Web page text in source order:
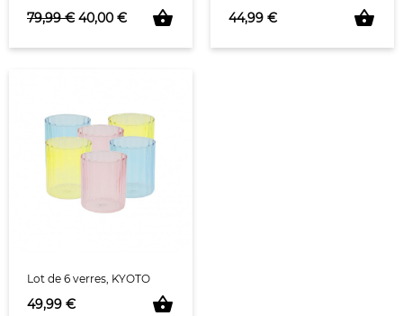
Prix de base
79,99 € Prix
40,00 € shopping_basket Prix
44,99 € shopping_basket
Lot de 6 verres, KYOTO
Prix
49,99 € shopping_basket